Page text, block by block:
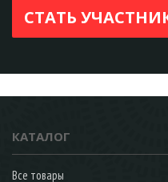
КАТАЛОГ
Все товары